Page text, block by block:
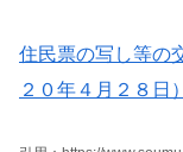
住民票の写し等の
２０年４月２８日）